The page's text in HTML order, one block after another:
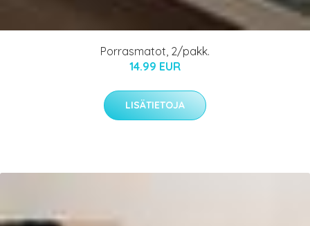
Porrasmatot, 2/pakk.
14.99 EUR
LISÄTIETOJA